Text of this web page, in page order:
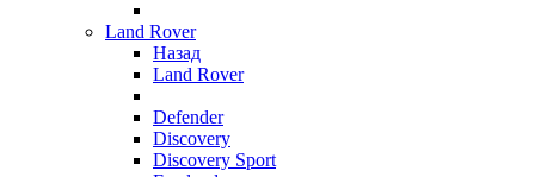
Land Rover
Назад
Land Rover
Defender
Discovery
Discovery Sport